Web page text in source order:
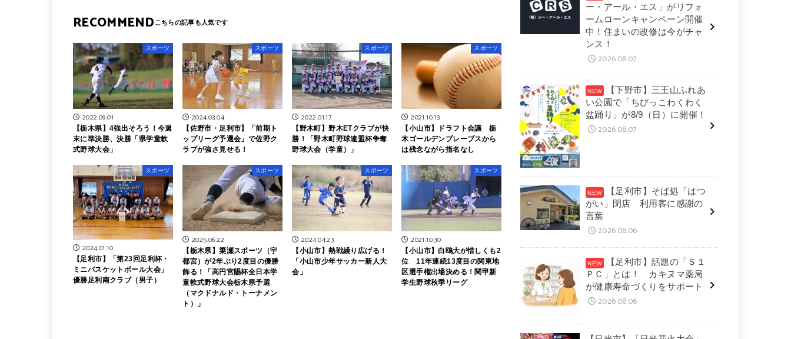
RECOMMEND
スポーツ
2022.09.01
【栃木県】4強出そろう！今週
末に準決勝、決勝「県学童軟
式野球大会」
スポーツ
2024.03.04
【佐野市・足利市】「前期ト
ップリーグ予選会」で佐野ク
ラブが強さ見せる！
スポーツ
2022.01.17
【野木町】野木ETクラブが快
勝！「野木町野球連盟杯争奪
野球大会（学童）」
スポーツ
2021.10.13
【小山市】ドラフト会議 栃
木ゴールデンブレーブスから
は残念ながら指名なし
スポーツ
2024.01.10
【足利市】「第23回足利杯・
ミニバスケットボール大会」
優勝足利南クラブ（男子）
スポーツ
2025.06.22
【栃木県】簗瀬スポーツ（宇
都宮）が2年ぶり2度目の優勝
飾る！「高円宮賜杯全日本学
童軟式野球大会栃木県予選
（マクドナルド・トーナメン
ト）」
スポーツ
2024.04.23
【小山市】熱戦繰り広げる！
「小山市少年サッカー新人大
会」
スポーツ
2021.10.30
【小山市】白鴎大が惜しくも2
位 11年連続13度目の関東地
区選手権出場決める！関甲新
学生野球秋季リーグ
ー・アール・エス」がリフォ
ームローンキャンペーン開催
中！住まいの改修は今がチャ
ンス！
2026.08.07
【下野市】三王山ふれあ
い公園で「ちびっこわくわく
盆踊り」が8/9（日）に開催！
2026.08.07
【足利市】そば処「はつ
がい」閉店 利用客に感謝の
言葉
2026.08.06
【足利市】話題の「Ｓ１
ＰＣ」とは！ カキヌマ薬局
が健康寿命づくりをサポート
2026.08.06